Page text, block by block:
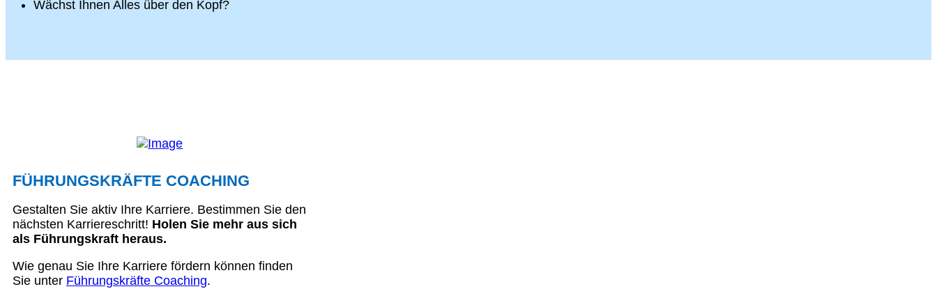
Wächst Ihnen Alles über den Kopf?
FÜHRUNGSKRÄFTE COACHING
Gestalten Sie aktiv Ihre Karriere. Bestimmen Sie den
nächsten Karriereschritt! Holen Sie mehr aus sich
als Führungskraft heraus.
Wie genau Sie Ihre Karriere fördern können finden
Sie unter Führungskräfte Coaching.